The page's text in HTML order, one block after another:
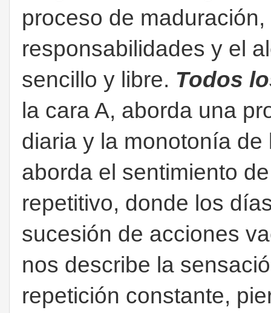
proceso de
responsabilidades y el
sencillo y libre. Todos
la cara A, aborda una
diaria y la monotonía
aborda el sentimiento
repetitivo, donde los
sucesión de acciones
nos describe la
repetición constante,